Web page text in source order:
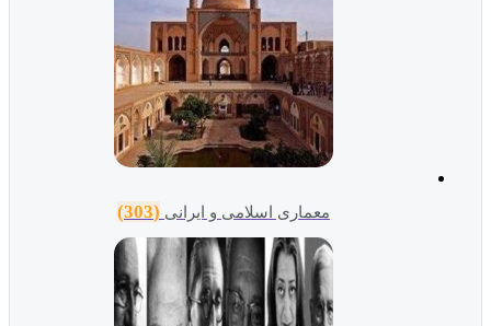
معماری اسلامی و ایرانی (303)